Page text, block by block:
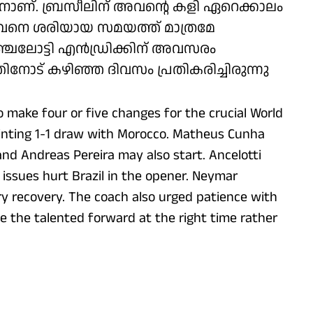
ബ്രസീലിന് അവന്റെ കളി ഏറെക്കാലം
ശരിയായ സമയത്ത് മാത്രമേ
എൻ‍ഡ്രിക്കിന് അവസരം
കഴിഞ്ഞ ദിവസം പ്രതികരിച്ചിരുന്നു
four or five changes for the crucial World
1-1 draw with Morocco. Matheus Cunha
Andreas Pereira may also start. Ancelotti
hurt Brazil in the opener. Neymar
recovery. The coach also urged patience with
the talented forward at the right time rather